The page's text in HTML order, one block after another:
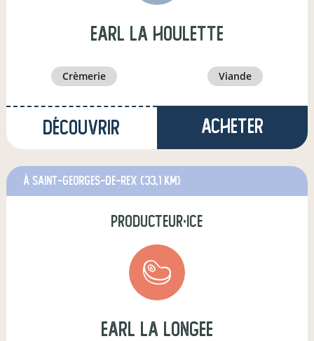
earl la houlette
crèmerie viande
Découvrir Acheter
à Saint-Georges-de-Rex (33,1 km)
producteur·ice
earl la longee